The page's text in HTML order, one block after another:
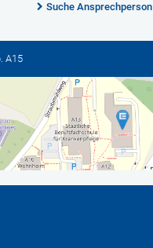
Suche Ansprechperson
A15